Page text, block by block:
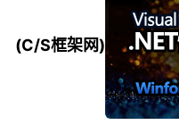
(C/S框架网)